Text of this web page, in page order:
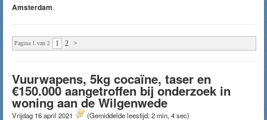
Amsterdam.
Pagina 1 van 2 1 2 >
Vuurwapens, 5kg cocaïne, taser en
€150.000 aangetroffen bij onderzoek in
woning aan de Wilgenwede
Vrijdag 16 april 2021 (Gemiddelde leestijd: 2 min, 4 sec)